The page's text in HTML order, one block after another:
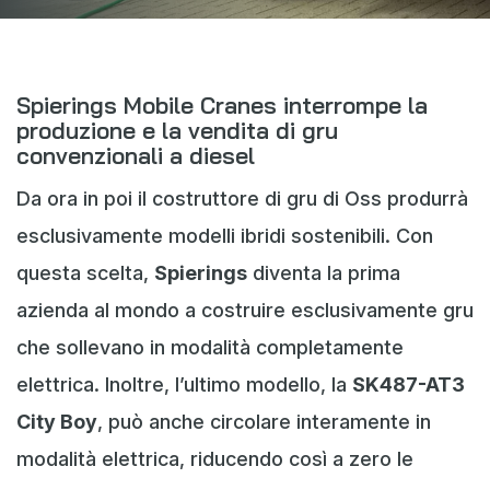
Eventi
Download
Informativa sui cookie
General terms and conditions
Spierings Mobile Cranes interrompe la
produzione e la vendita di gru
convenzionali a diesel
Da ora in poi il costruttore di gru di Oss produrrà
esclusivamente modelli ibridi sostenibili. Con
questa scelta, Spierings diventa la prima
azienda al mondo a costruire esclusivamente gru
che sollevano in modalità completamente
elettrica. Inoltre, l’ultimo modello, la SK487-AT3
City Boy, può anche circolare interamente in
modalità elettrica, riducendo così a zero le